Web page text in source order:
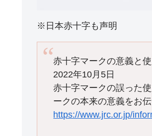
※日本赤十字も声明
赤十字マークの意義と
2022年10月5日
赤十字マークの誤った
ークの本来の意義をお
https://www.jrc.or.jp/